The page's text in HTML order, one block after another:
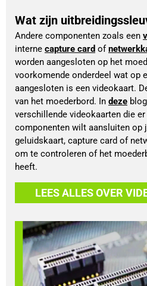
Wat zijn
Andere componenten zoals een
interne capture card of
worden aangesloten op het
voorkomende onderdeel wat op
aangesloten is een videokaart.
van het moederbord. In deze
verschillende videokaarten die
componenten wilt aansluiten op
geluidskaart, capture card of
om te controleren of het
heeft.
LEES ALLES OVER